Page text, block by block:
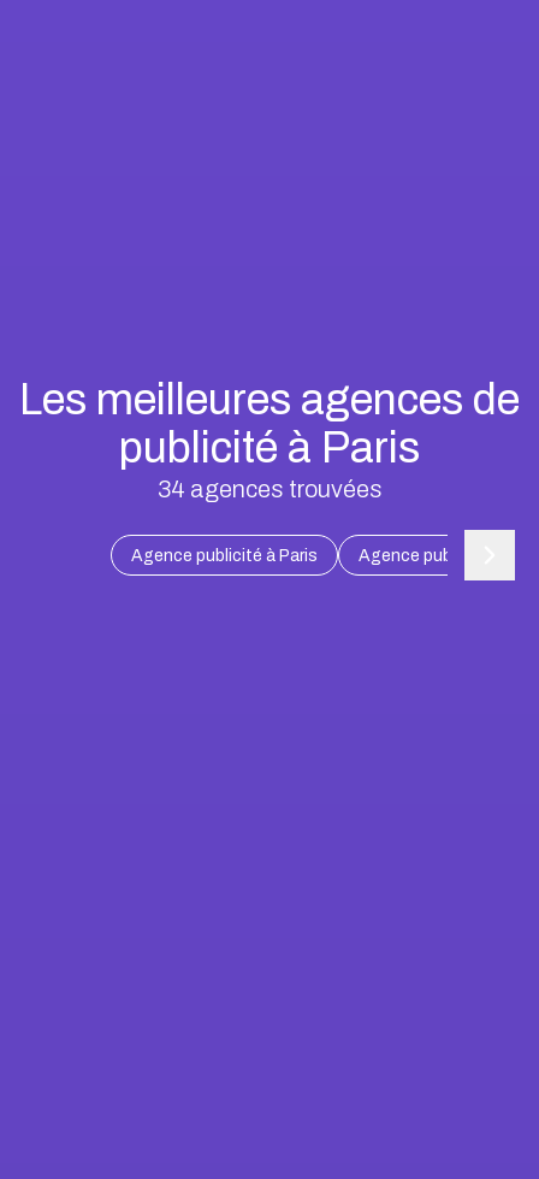
Les meilleures agences de
publicité à Paris
34 agences trouvées
Agence publicité à Paris Agence publicité à